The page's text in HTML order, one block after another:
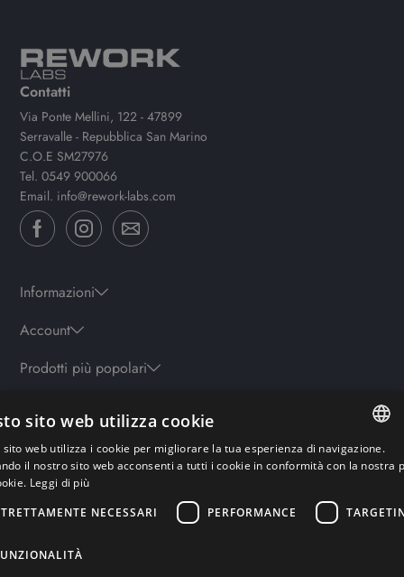
Contatti
Via Ponte Mellini, 122 - 47899
Serravalle - Repubblica San Marino
C.O.E SM27976
Tel.0549 900066
Email. info@rework-labs.com
Informazioni
Account
Prodotti più popolari
Orari
Lun-ven: 9.30-19.30 - Sab: 10-13 | 15.30-19.30 - Domenica: chiuso
Pagamenti sicuri
ITALIAN
GERMAN
sito web utilizza cookie
sito web utilizza i cookie per migliorare la tua esperienza di navigazione.
il nostro sito web acconsenti a tutti i cookie in conformità con la nostra
Leggi di più
NECESSARI
PERFORMANCE